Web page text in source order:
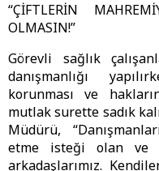
“ÇİFTLERİN
OLMASIN!”
Görevli sağlık
danışmanlığı
korunması ve
mutlak surette sadık
Müdürü,
etme isteği olan ve
arkadaşlarımız.